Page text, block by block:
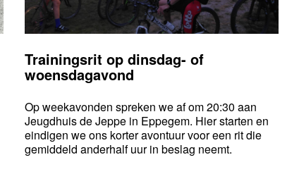
Trainingsrit op dinsdag- of
woensdagavond
Op weekavonden spreken we af om 20:30 aan
Jeugdhuis de Jeppe in Eppegem. Hier starten en
eindigen we ons korter avontuur voor een rit die
gemiddeld anderhalf uur in beslag neemt.